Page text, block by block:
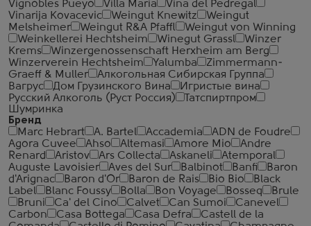
Vignobles Pueyo
Villa Maria
Vina del Pedregal
Vinarija Kovacevic
Weingut Knewitz
Weingut
Melsheimer
Weingut R&A Pfaffl
Weingut von Winning
Weinkellerei Hechtsheim
Winegut Grassl
Winzer
Krems
Winzergenossenschaft Herxheim am Berg
Winzerverein Hechtsheim
Yalumba
Zimmermann-
Graeff & Muller
Алкогольная Сибирская Группа
Вагрус
Дом Грузинского Вина
Игристые вина
Русский Алкоголь (Руст Россия)
Татспиртпром
Шумринка
Бренд
Marc Hebrart
A. Bartel Accademia
ADN de Foudre
Agora Cuvee
Ahso Altemasi Amore Mio
Andre
Renard
Aristov Ars Collecta Askaneli
Atemporal
Auguste Lavoisier
Aves del Sur Balbinot Banfi
Baron
d'Arignac
Baron d'Or Baron de Rais Bio Bio
Black
Label
Blanc Foussy Bolla Bon Voyage Bosseq
Brule
Bruni
Ca' del Cino Calvet Can Sumoi
Canevel
Carbon
Casa Bottega Casa Defra
Castell de la